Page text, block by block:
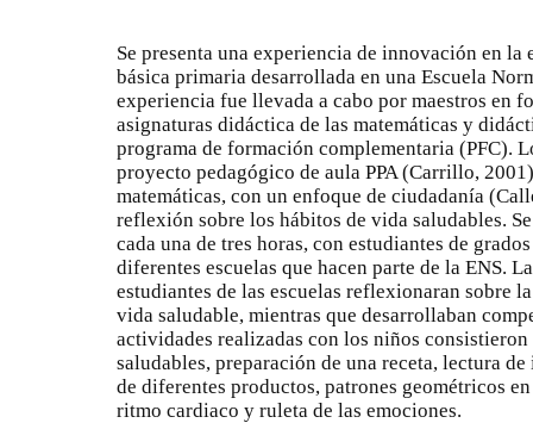
Se presenta una experiencia de innovación en la
básica primaria desarrollada en una Escuela
experiencia fue llevada a cabo por maestros en
asignaturas didáctica de las matemáticas y
programa de formación complementaria (PFC).
proyecto pedagógico de aula PPA (Carrillo,
matemáticas, con un enfoque de ciudadanía
reflexión sobre los hábitos de vida saludables.
cada una de tres horas, con estudiantes de
diferentes escuelas que hacen parte de la ENS.
estudiantes de las escuelas reflexionaran sobre
vida saludable, mientras que desarrollaban
actividades realizadas con los niños consistieron
saludables, preparación de una receta, lectura
de diferentes productos, patrones geométricos
ritmo cardiaco y ruleta de las emociones.